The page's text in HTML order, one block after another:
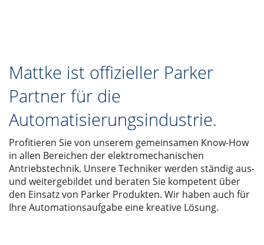
Mattke ist offizieller Parker
Partner für die
Automatisierungsindustrie.
Profitieren Sie von unserem gemeinsamen Know-How
in allen Bereichen der elektromechanischen
Antriebstechnik. Unsere Techniker werden ständig aus-
und weitergebildet und beraten Sie kompetent über
den Einsatz von Parker Produkten. Wir haben auch für
Ihre Automationsaufgabe eine kreative Lösung.